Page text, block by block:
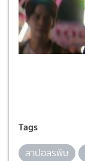
Tags
สาปอสรพิษ